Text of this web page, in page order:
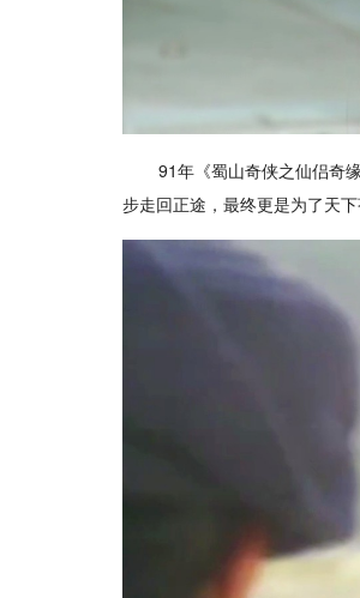
91年《蜀山奇侠之仙侣奇
步走回正途，最终更是为了天下